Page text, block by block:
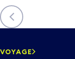
è
c
h
v
Précédent
VOYAGE